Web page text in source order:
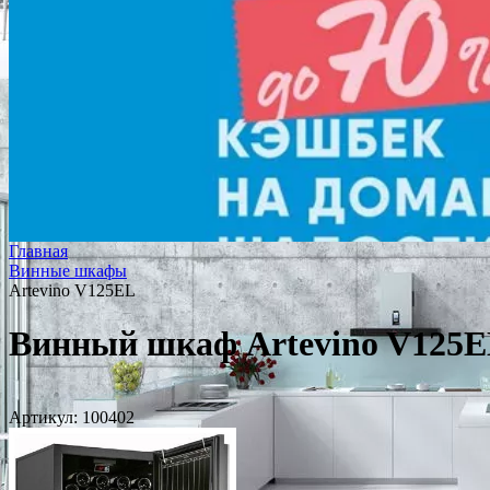
Главная
Винные шкафы
Artevino V125EL
Винный шкаф Artevino
Артикул: 100402